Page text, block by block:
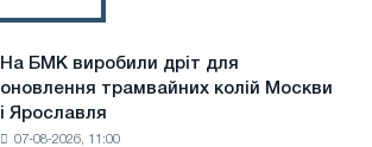
На БМК виробили дріт для
оновлення трамвайних колій Москви
і Ярославля
07-08-2026, 11:00